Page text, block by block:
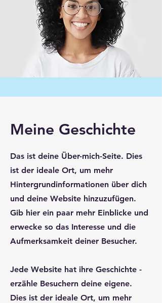
Meine Geschichte
Das ist deine Über-mich-Seite. Dies
ist der ideale Ort, um mehr
Hintergrundinformationen über dich
und deine Website hinzuzufügen.
Gib hier ein paar mehr Einblicke und
erwecke so das Interesse und die
Aufmerksamkeit deiner Besucher.
Jede Website hat ihre Geschichte -
erzähle Besuchern deine eigene.
Dies ist der ideale Ort, um mehr
expired.
The trial's over, but the show must go
on! 🎬 Upgrade now to keep your web